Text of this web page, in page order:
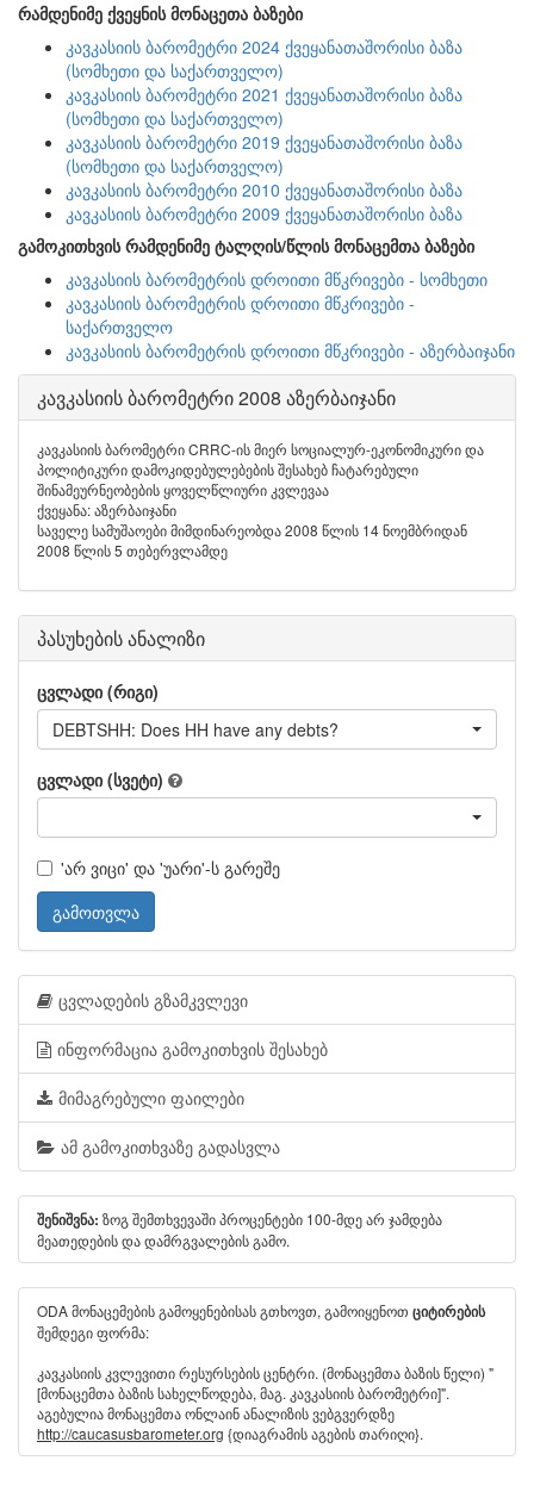
რამდენიმე ქვეყნის მონაცეთა ბაზები
კავკასიის ბარომეტრი 2024 ქვეყანათაშორისი ბაზა
(სომხეთი და საქართველო)
კავკასიის ბარომეტრი 2021 ქვეყანათაშორისი ბაზა
(სომხეთი და საქართველო)
კავკასიის ბარომეტრი 2019 ქვეყანათაშორისი ბაზა
(სომხეთი და საქართველო)
კავკასიის ბარომეტრი 2010 ქვეყანათაშორისი ბაზა
კავკასიის ბარომეტრი 2009 ქვეყანათაშორისი ბაზა
გამოკითხვის რამდენიმე ტალღის/წლის მონაცემთა ბაზები
კავკასიის ბარომეტრის დროითი მწკრივები - სომხეთი
კავკასიის ბარომეტრის დროითი მწკრივები -
საქართველო
კავკასიის ბარომეტრის დროითი მწკრივები - აზერბაიჯანი
კავკასიის ბარომეტრი 2008 აზერბაიჯანი
კავკასიის ბარომეტრი CRRC-ის მიერ სოციალურ-ეკონომიკური და
პოლიტიკური დამოკიდებულებების შესახებ ჩატარებული
შინამეურნეობების ყოველწლიური კვლევაა
ქვეყანა: აზერბაიჯანი
საველე სამუშაოები მიმდინარეობდა 2008 წლის 14 ნოემბრიდან
2008 წლის 5 თებერვლამდე
პასუხების ანალიზი
ცვლადი (რიგი)
DEBTSHH: Does HH have any debts?
ცვლადი (სვეტი)
'არ ვიცი' და 'უარი'-ს გარეშე
გამოთვლა
ცვლადების გზამკვლევი
ინფორმაცია გამოკითხვის შესახებ
მიმაგრებული ფაილები
ამ გამოკითხვაზე გადასვლა
შენიშვნა: ზოგ შემთხვევაში პროცენტები 100-მდე არ ჯამდება
მეათედების და დამრგვალების გამო.
ODA მონაცემების გამოყენებისას გთხოვთ, გამოიყენოთ ციტირების
შემდეგი ფორმა:
კავკასიის კვლევითი რესურსების ცენტრი. (მონაცემთა ბაზის წელი) "
[მონაცემთა ბაზის სახელწოდება, მაგ. კავკასიის ბარომეტრი]".
აგებულია მონაცემთა ონლაინ ანალიზის ვებგვერდზე
http://caucasusbarometer.org {დიაგრამის აგების თარიღი}.